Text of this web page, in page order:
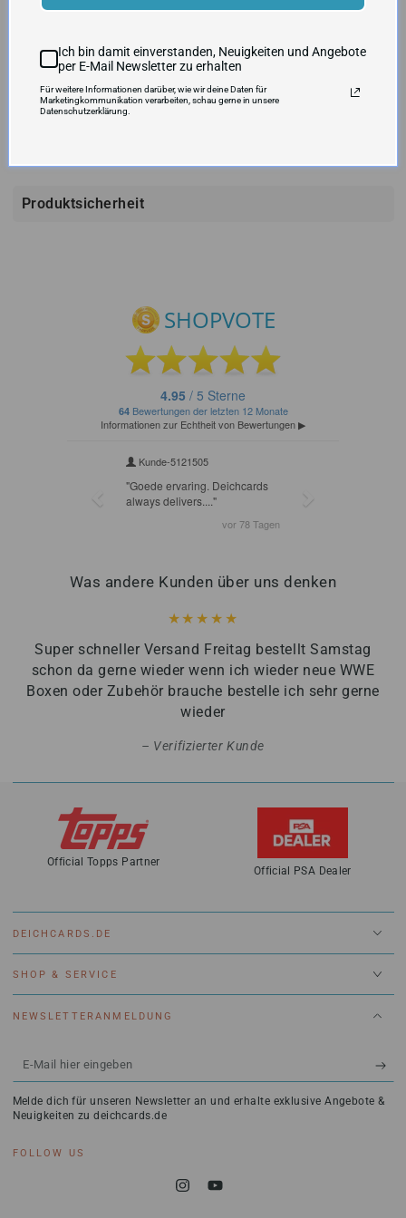
Illustration“
Funkensprühende Elektro-Pokémon
VERSANDKOSTEN UND LIEFERZEIT
Produktsicherheit
Was andere Kunden über uns denken
Super schneller Versand Freitag bestellt Samstag
schon da gerne wieder wenn ich wieder neue WWE
Boxen oder Zubehör brauche bestelle ich sehr gerne
wieder
Verifizierter Kunde
Official Topps Partner
Official PSA Dealer
DEICHCARDS.DE
SHOP & SERVICE
NEWSLETTERANMELDUNG
E-
Mail
hier
Melde dich für unseren Newsletter an und erhalte exklusive Angebote &
Neuigkeiten zu deichcards.de
FOLLOW US
InstagramYouTube
Ich bin damit einverstanden, Neuigkeiten und Angebote
per E-Mail Newsletter zu erhalten
Für weitere Informationen darüber, wie wir deine Daten für
Marketingkommunikation verarbeiten, schau gerne in unsere
Datenschutzerklärung.